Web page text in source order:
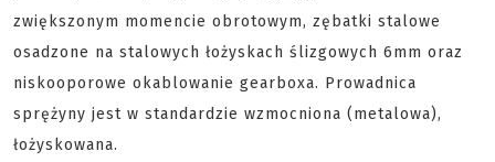
zwiększonym momencie obrotowym, zębatki stalowe
osadzone na stalowych łożyskach ślizgowych 6mm oraz
niskooporowe okablowanie gearboxa. Prowadnica
sprężyny jest w standardzie wzmocniona (metalowa),
łożyskowana.